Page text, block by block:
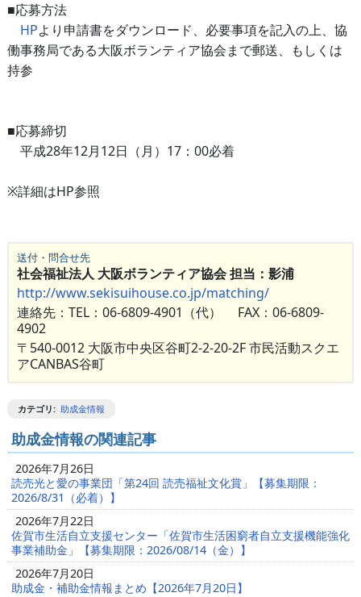
■応募方法
HPより申請書をダウンロード、必要事項を記入の上、協
働事務局である大阪ボランティア協会まで郵送、もしくは
持参
■応募締切
平成28年12月12日（月）17：00必着
※詳細はHP参照
送付・問合せ先
社会福祉法人 大阪ボランティア協会 担当：影浦
http://www.sekisuihouse.co.jp/matching/
連絡先：TEL：06-6809-4901（代） FAX：06-6809-
4902
〒540-0012 大阪市中央区谷町2-2-20-2F 市民活動スクエ
アCANBAS谷町
カテゴリ: 助成金情報
助成金情報の関連記事
2026年7月26日
読売光と愛の事業団「第24回 読売福祉文化賞」【募集期限：
2026/8/31（必着）】
2026年7月22日
佐賀市生活自立支援センター「佐賀市生活困窮者自立支援機能強化
事業補助金」【募集期限：2026/08/14（金）】
2026年7月20日
助成金・補助金情報まとめ【2026年7月20日】